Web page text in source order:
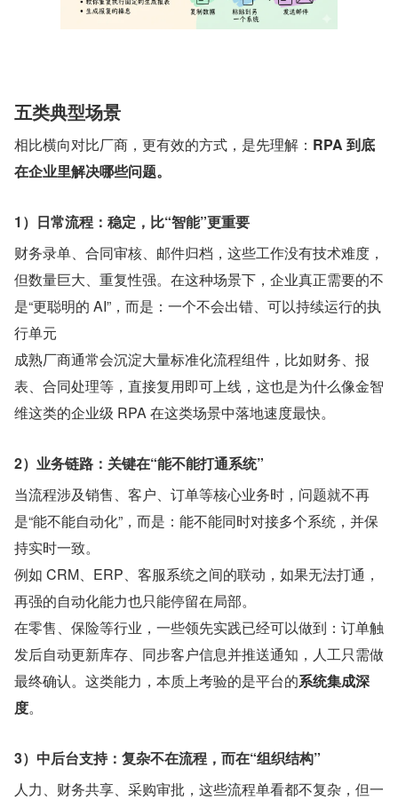
五类典型场景
相比横向对比厂商，更有效的方式，是先理解： RPA 到底
在企业里解决哪些问题。
1）日常流程：稳定，比“智能”更重要
财务录单、合同审核、邮件归档，这些工作没有技术难度，
但数量巨大、重复性强。在这种场景下，企业真正需要的不
是“更聪明的 AI”，而是：一个不会出错、可以持续运行的执
行单元
成熟厂商通常会沉淀大量标准化流程组件，比如财务、报
表、合同处理等，直接复用即可上线，这也是为什么像金智
维这类的企业级 RPA 在这类场景中落地速度最快。
2）业务链路：关键在“能不能打通系统”
当流程涉及销售、客户、订单等核心业务时，问题就不再
是“能不能自动化”，而是：能不能同时对接多个系统，并保
持实时一致。
例如 CRM、ERP、客服系统之间的联动，如果无法打通，
再强的自动化能力也只能停留在局部。
在零售、保险等行业，一些领先实践已经可以做到：订单触
发后自动更新库存、同步客户信息并推送通知，人工只需做
最终确认。这类能力，本质上考验的是平台的系统集成深
度。
3）中后台支持：复杂不在流程，而在“组织结构”
人力、财务共享、采购审批，这些流程单看都不复杂，但一